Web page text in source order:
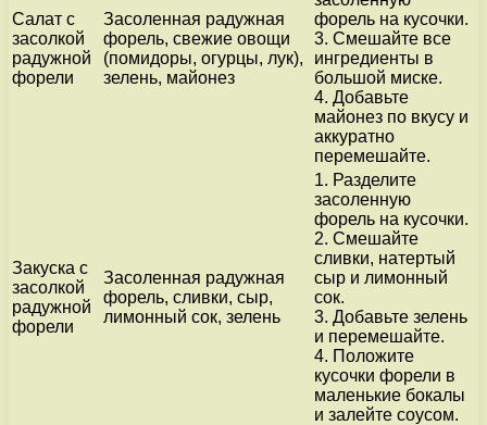
Салат с
засолкой
радужной
форели
Засоленная радужная
форель, свежие овощи
(помидоры, огурцы, лук),
зелень, майонез
форель на кусочки.
3. Смешайте все
ингредиенты в
большой миске.
4. Добавьте
майонез по вкусу и
аккуратно
перемешайте.
Закуска с
засолкой
радужной
форели
Засоленная радужная
форель, сливки, сыр,
лимонный сок, зелень
1. Разделите
засоленную
форель на кусочки.
2. Смешайте
сливки, натертый
сыр и лимонный
сок.
3. Добавьте зелень
и перемешайте.
4. Положите
кусочки форели в
маленькие бокалы
и залейте соусом.